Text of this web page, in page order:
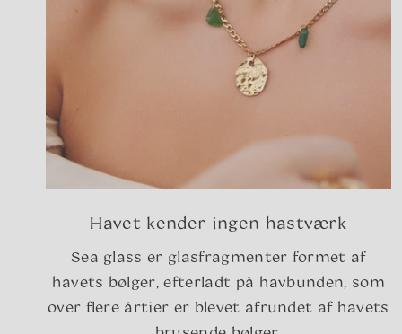
Havet kender ingen hastværk
Sea glass er glasfragmenter formet af
havets bølger, efterladt på havbunden, som
over flere årtier er blevet afrundet af havets